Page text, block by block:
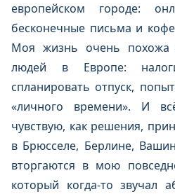
европейском городе:
бесконечные письма и
Моя жизнь очень
людей в Европе:
спланировать отпуск,
«личного времени». И
чувствую, как решения,
в Брюсселе, Берлине,
вторгаются в мою
который когда-то звучал